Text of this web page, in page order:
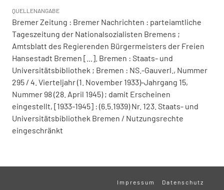
QUELLENANGABE
Bremer Zeitung : Bremer Nachrichten : parteiamtliche
Tageszeitung der Nationalsozialisten Bremens ;
Amtsblatt des Regierenden Bürgermeisters der Freien
Hansestadt Bremen [...]. Bremen : Staats- und
Universitätsbibliothek ; Bremen : NS.-Gauverl., Nummer
295 / 4. Vierteljahr (1. November 1933)-Jahrgang 15,
Nummer 98 (28. April 1945) ; damit Erscheinen
eingestellt, [1933-1945] : (6.5.1939) Nr. 123. Staats- und
Universitätsbibliothek Bremen / Nutzungsrechte
eingeschränkt
Impressum Datenschutz